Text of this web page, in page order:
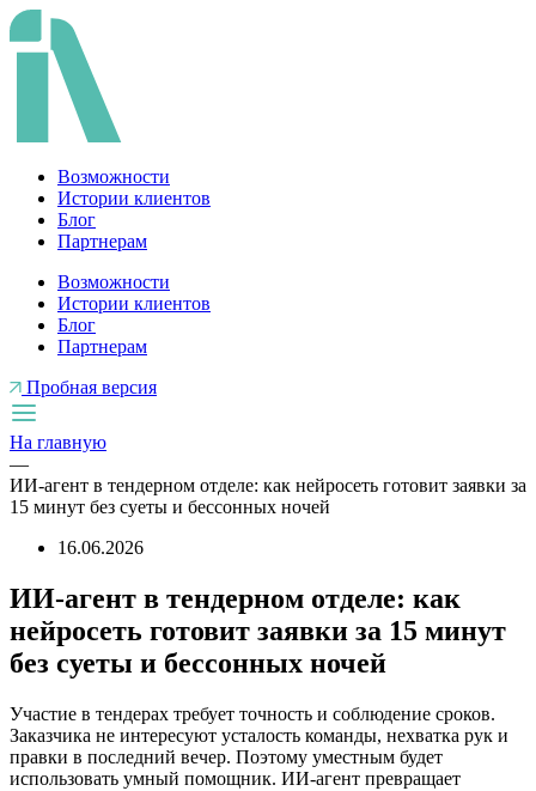
Перейти
к
содержимому
Возможности
Истории клиентов
Блог
Партнерам
Возможности
Истории клиентов
Блог
Партнерам
Пробная версия
На главную
—
ИИ-агент в тендерном отделе: как нейросеть готовит заявки за
15 минут без суеты и бессонных ночей
16.06.2026
ИИ-агент в тендерном отделе: как
нейросеть готовит заявки за 15 минут
без суеты и бессонных ночей
Участие в тендерах требует точность и соблюдение сроков.
Заказчика не интересуют усталость команды, нехватка рук и
правки в последний вечер. Поэтому уместным будет
использовать умный помощник. ИИ-агент превращает